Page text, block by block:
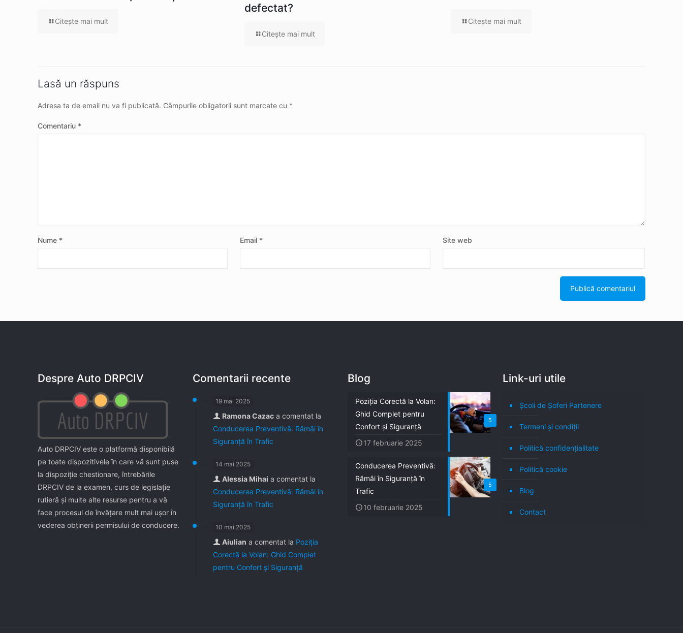
Citeşte mai mult
defectat?
Citeşte mai mult
Citeşte mai mult
Lasă un răspuns
Adresa ta de email nu va fi publicată. Câmpurile obligatorii sunt marcate cu *
Comentariu *
Nume * Email * Site web
Despre Auto DRPCIV
Auto DRPCIV este o platformă disponibilă
pe toate dispozitivele în care vă sunt puse
la dispoziţie chestionare, întrebările
DRPCIV de la examen, curs de legislaţie
rutieră şi multe alte resurse pentru a vă
face procesul de învăţare mult mai uşor în
vederea obţinerii permisului de conducere.
Comentarii recente
19 mai 2025
Ramona Cazac a comentat la
Conducerea Preventivă: Rămâi în
Siguranță în Trafic
14 mai 2025
Alessia Mihai a comentat la
Conducerea Preventivă: Rămâi în
Siguranță în Trafic
10 mai 2025
Aiulian a comentat la Poziția
Corectă la Volan: Ghid Complet
pentru Confort și Siguranță
Blog
5
Poziția Corectă la Volan:
Ghid Complet pentru
Confort și Siguranță
17 februarie 2025
5
Conducerea Preventivă:
Rămâi în Siguranță în
Trafic
10 februarie 2025
Link-uri utile
Școli de Șoferi Partenere
Termeni şi condiţii
Politică confidenţialitate
Politică cookie
Blog
Contact